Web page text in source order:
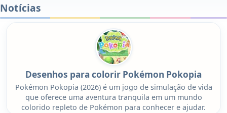
Notícias
Desenhos para colorir Pokémon Pokopia
Pokémon Pokopia (2026) é um jogo de simulação de vida
que oferece uma aventura tranquila em um mundo
colorido repleto de Pokémon para conhecer e ajudar.